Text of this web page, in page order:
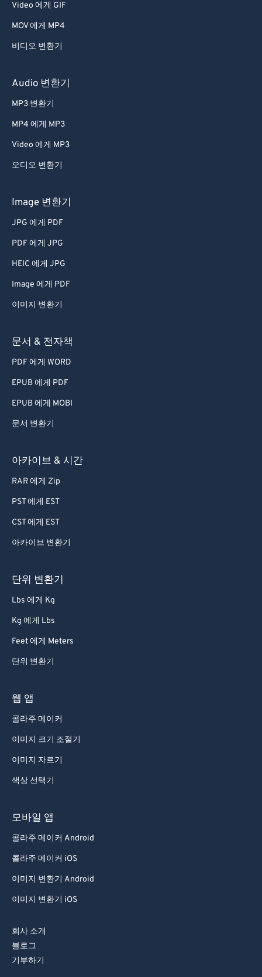
Video 에게 GIF
MOV 에게 MP4
비디오 변환기
Audio 변환기
MP3 변환기
MP4 에게 MP3
Video 에게 MP3
오디오 변환기
Image 변환기
JPG 에게 PDF
PDF 에게 JPG
HEIC 에게 JPG
Image 에게 PDF
이미지 변환기
문서 & 전자책
PDF 에게 WORD
EPUB 에게 PDF
EPUB 에게 MOBI
문서 변환기
아카이브 & 시간
RAR 에게 Zip
PST 에게 EST
CST 에게 EST
아카이브 변환기
단위 변환기
Lbs 에게 Kg
Kg 에게 Lbs
Feet 에게 Meters
단위 변환기
웹 앱
콜라주 메이커
이미지 크기 조절기
이미지 자르기
색상 선택기
모바일 앱
콜라주 메이커 Android
콜라주 메이커 iOS
이미지 변환기 Android
이미지 변환기 iOS
회사 소개
블로그
기부하기